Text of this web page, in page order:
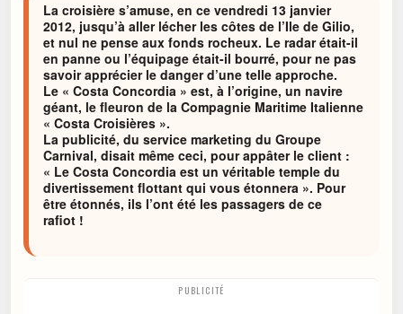
La croisière s’amuse, en ce vendredi 13 janvier
2012, jusqu’à aller lécher les côtes de l’Ile de Gilio,
et nul ne pense aux fonds rocheux. Le radar était-il
en panne ou l’équipage était-il bourré, pour ne pas
savoir apprécier le danger d’une telle approche.
Le « Costa Concordia » est, à l’origine, un navire
géant, le fleuron de la Compagnie Maritime Italienne
« Costa Croisières ».
La publicité, du service marketing du Groupe
Carnival, disait même ceci, pour appâter le client :
« Le Costa Concordia est un véritable temple du
divertissement flottant qui vous étonnera ». Pour
être étonnés, ils l’ont été les passagers de ce
rafiot !
PUBLICITÉ